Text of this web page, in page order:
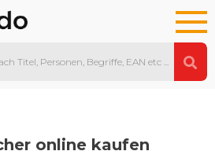
online kaufen